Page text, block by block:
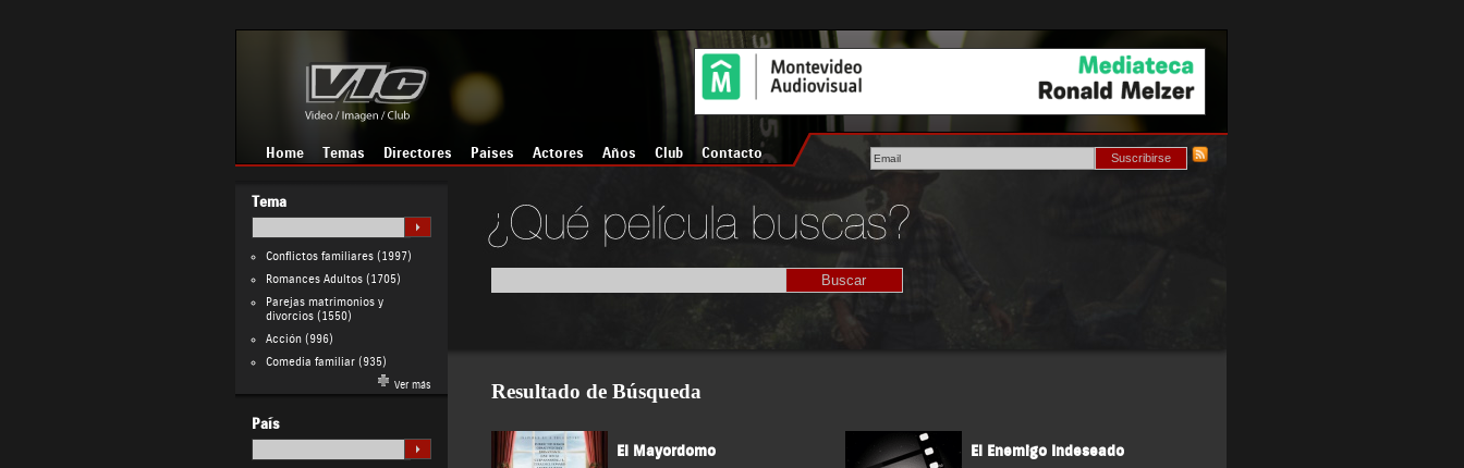
Home Temas Directores Países Actores Años Club Contacto
Tema
Conflictos familiares(1997)
Romances Adultos(1705)
Parejas matrimonios y
divorcios(1550)
Acción(996)
Comedia familiar(935)
Ver más
País
Resultado de Búsqueda
El Mayordomo El Enemigo Indeseado